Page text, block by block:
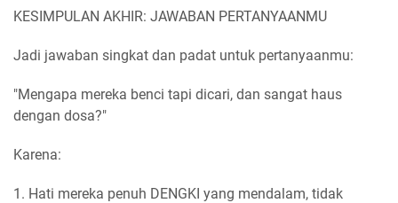
KESIMPULAN AKHIR: JAWABAN PERTANYAANMU
Jadi jawaban singkat dan padat untuk pertanyaanmu:
"Mengapa mereka benci tapi dicari, dan sangat haus
dengan dosa?"
Karena:
1. Hati mereka penuh DENGKI yang mendalam, tidak